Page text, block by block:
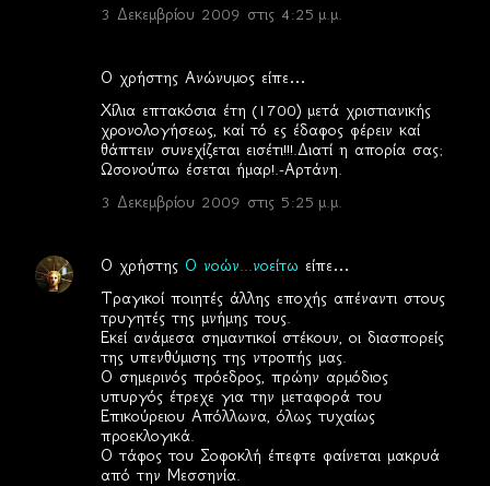
3 Δεκεμβρίου 2009 στις 4:25 μ.μ.
Ο χρήστης Ανώνυμος είπε…
Χίλια επτακόσια έτη (1700) μετά χριστιανικής
χρονολογήσεως, καί τό ες έδαφος φέρειν καί
θάπτειν συνεχίζεται εισέτι!!!.Διατί η απορία σας;
Ωσονούπω έσεται ήμαρ!.-Αρτάνη.
3 Δεκεμβρίου 2009 στις 5:25 μ.μ.
Ο χρήστης Ο νοών...νοείτω είπε…
Τραγικοί ποιητές άλλης εποχής απέναντι στους
τρυγητές της μνήμης τους.
Εκεί ανάμεσα σημαντικοί στέκουν, οι διασπορείς
της υπενθύμισης της ντροπής μας.
Ο σημερινός πρόεδρος, πρώην αρμόδιος
υπυργός έτρεχε για την μεταφορά του
Επικούρειου Απόλλωνα, όλως τυχαίως
προεκλογικά.
Ο τάφος του Σοφοκλή έπεφτε φαίνεται μακρυά
από την Μεσσηνία.